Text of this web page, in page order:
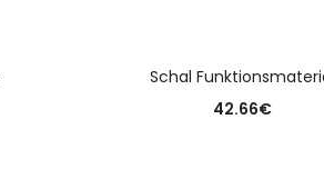
Schal
42.66€